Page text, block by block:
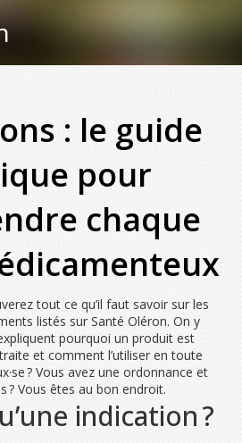
: le guide
pour
chaque
tout ce qu’il faut savoir sur les
listés sur Santé Oléron. On y
pourquoi un produit est
et comment l’utiliser en toute
? Vous avez une ordonnance et
? Vous êtes au bon endroit.
indication ?